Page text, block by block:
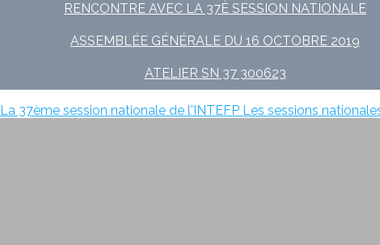
RENCONTRE AVEC LA 37È SESSION NATIONALE
ASSEMBLÉE GÉNÉRALE DU 16 OCTOBRE 2019
ATELIER SN 37 300623
La 37ème session nationale de l'INTEFP Les sessions